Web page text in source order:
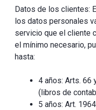
Datos de los clientes:
los datos personales
servicio que el cliente
el mínimo necesario,
hasta:
4 años: Arts. 66
(libros de
5 años: Art.